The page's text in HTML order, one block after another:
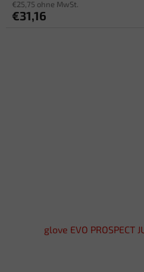
€25,75 ohne MwSt.
€31,16
glove EVO PROSPECT